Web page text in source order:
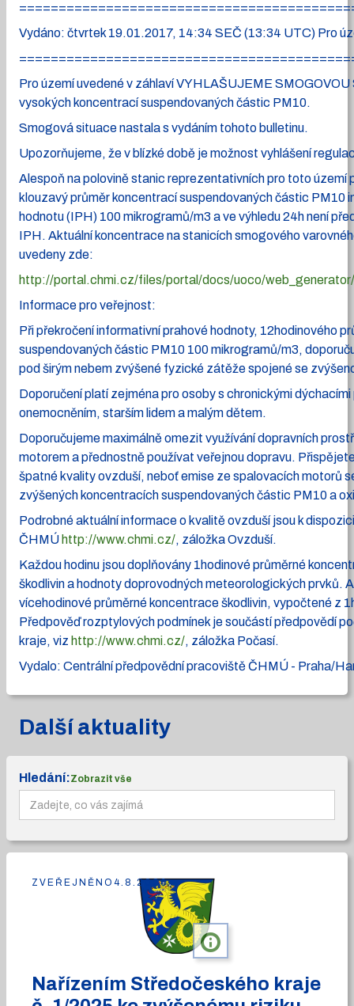
Vydáno: čtvrtek 19.01.2017, 14:34 SEČ (13:34 UTC) Pro
Pro území uvedené v záhlaví VYHLAŠUJEME
vysokých koncentrací suspendovaných částic PM10.
Smogová situace nastala s vydáním tohoto bulletinu.
Upozorňujeme, že v blízké době je možnost vyhlášení
Alespoň na polovině stanic reprezentativních pro toto území
klouzavý průměr koncentrací suspendovaných částic PM10
hodnotu (IPH) 100 mikrogramů/m3 a ve výhledu 24h není
IPH. Aktuální koncentrace na stanicích smogového
uvedeny zde:
http://portal.chmi.cz/files/portal/docs/uoco/
Informace pro veřejnost:
Při překročení informativní prahové hodnoty, 12hodinového
suspendovaných částic PM10 100 mikrogramů/m3,
pod širým nebem zvýšené fyzické zátěže spojené se
Doporučení platí zejména pro osoby s chronickými
onemocněním, starším lidem a malým dětem.
Doporučujeme maximálně omezit využívání dopravních
motorem a přednostně používat veřejnou dopravu.
špatné kvality ovzduší, neboť emise ze spalovacích motorů
zvýšených koncentracích suspendovaných částic PM10 a
Podrobné aktuální informace o kvalitě ovzduší jsou k
ČHMÚ http://www.chmi.cz/, záložka Ovzduší.
Každou hodinu jsou doplňovány 1hodinové průměrné
škodlivin a hodnoty doprovodných meteorologických prvků.
vícehodinové průměrné koncentrace škodlivin, vypočtené z
Předpověď rozptylových podmínek je součástí předpovědí
kraje, viz http://www.chmi.cz/, záložka Počasí.
Vydalo: Centrální předpovědní pracoviště ČHMÚ - Praha/
Další aktuality
Hledání:Zobrazit vše
info
Nařízením Středočeského kraje
ZVEŘEJNĚNO 4.8.2026